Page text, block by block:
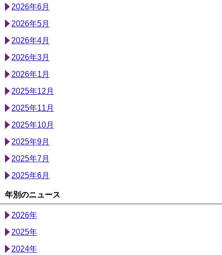
2026年6月
2026年5月
2026年4月
2026年3月
2026年1月
2025年12月
2025年11月
2025年10月
2025年9月
2025年7月
2025年6月
年別のニュース
2026年
2025年
2024年